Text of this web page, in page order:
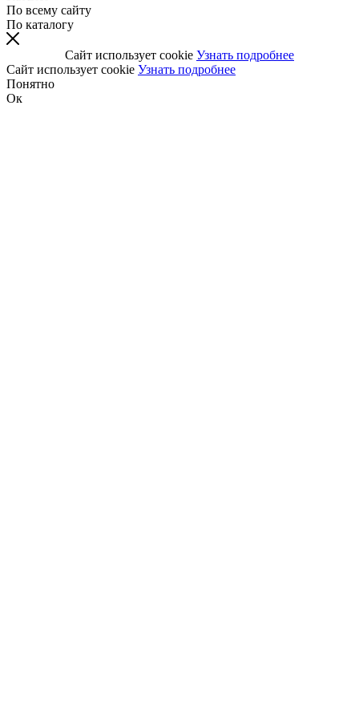
По всему сайту
По каталогу
Сайт использует cookie Узнать подробнее
Сайт использует cookie Узнать подробнее
Понятно
Ок